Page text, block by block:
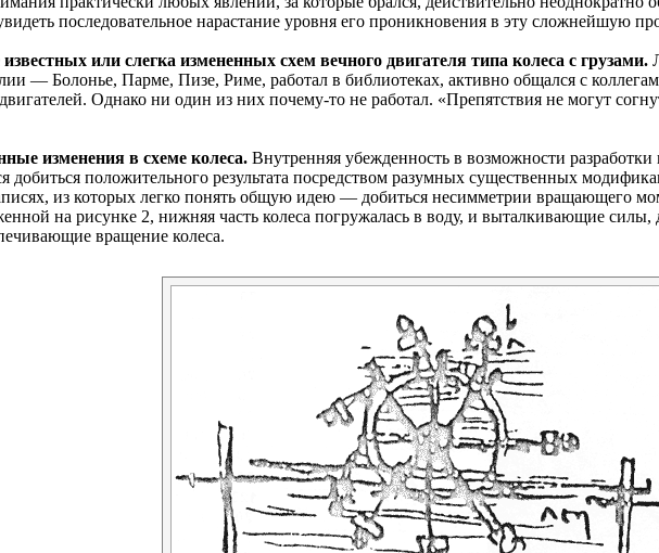
последовательное нарастание уровня его проникновения в эту сложнейшую
или слегка измененных схем вечного двигателя типа колеса с грузами.
— Болонье, Парме, Пизе, Риме, работал в библиотеках, активно общался с
Однако ни один из них почему-то не работал. «Препятствия не могут
изменения в схеме колеса. Внутренняя убежденность в возможности
добиться положительного результата посредством разумных существенных
из которых легко понять общую идею — добиться несимметрии вращающего
на рисунке 2, нижняя часть колеса погружалась в воду, и выталкивающие
вращение колеса.